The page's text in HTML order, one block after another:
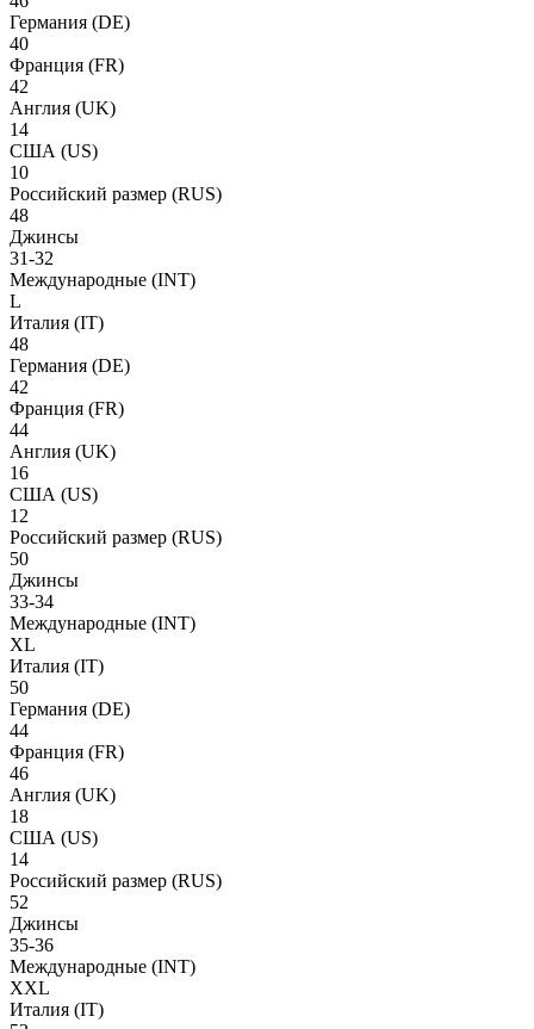
Германия (DE)
40
Франция (FR)
42
Англия (UK)
14
США (US)
10
Российский размер (RUS)
48
Джинсы
31-32
Международные (INT)
L
Италия (IT)
48
Германия (DE)
42
Франция (FR)
44
Англия (UK)
16
США (US)
12
Российский размер (RUS)
50
Джинсы
33-34
Международные (INT)
XL
Италия (IT)
50
Германия (DE)
44
Франция (FR)
46
Англия (UK)
18
США (US)
14
Российский размер (RUS)
52
Джинсы
35-36
Международные (INT)
XXL
Италия (IT)